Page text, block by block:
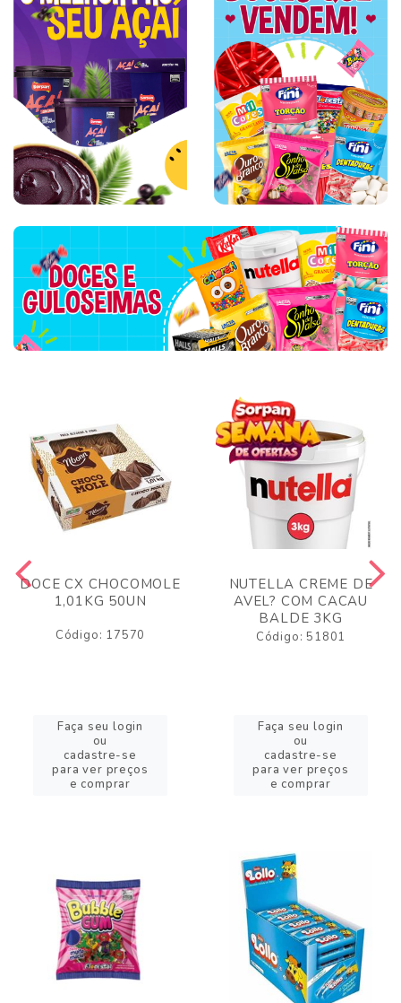
DOCE CX CHOCOMOLE
1,01KG 50UN
Código: 17570
Faça seu login
ou
cadastre-se
para ver preços
e comprar
NUTELLA CREME DE
AVEL? COM CACAU
BALDE 3KG
Código: 51801
Faça seu login
ou
cadastre-se
para ver preços
e comprar